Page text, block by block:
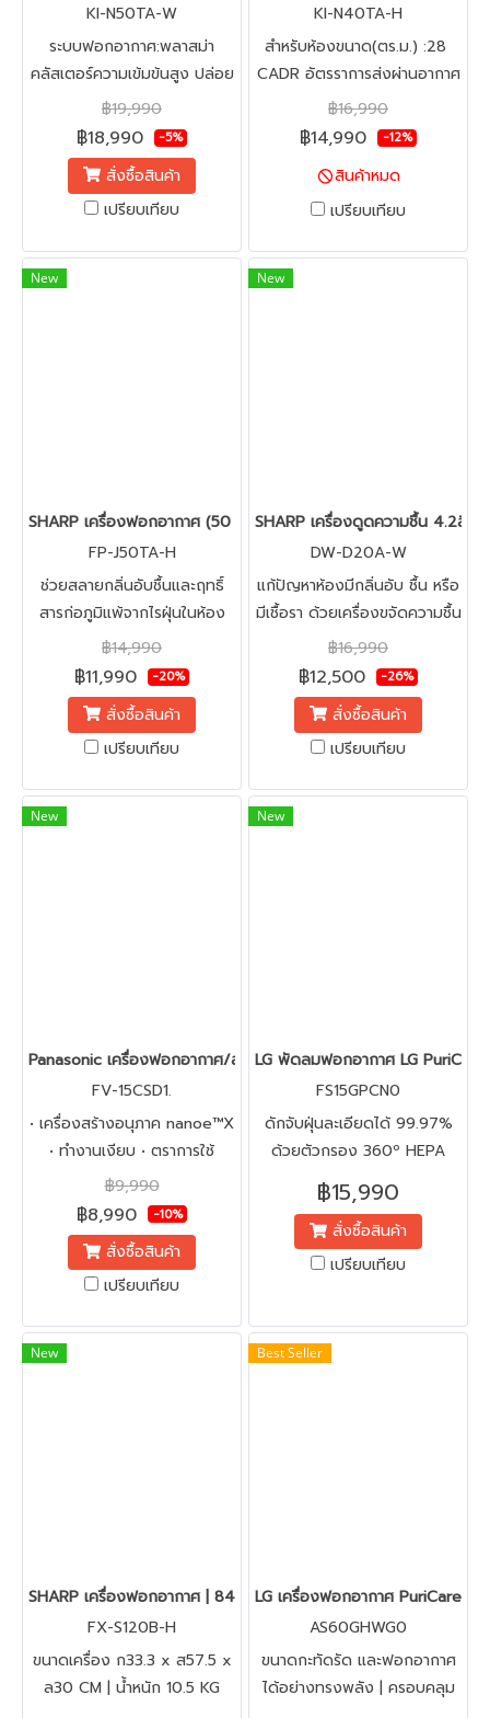
KI-N50TA-W
ระบบฟอกอากาศ:พลาสม่า
คลัสเตอร์ความเข้มข้นสูง ปล่อย
ประจุบวกและลบ ฆ่าเชื้อโรคได้
อย่างรวดเร็ว
฿19,990
฿18,990 -5%
สั่งซื้อสินค้า
เปรียบเทียบ
KI-N40TA-H
สำหรับห้องขนาด(ตร.ม.) :28
CADR อัตรราการส่งผ่านอากาศ
บริสุทธิ์ ระบบฟอกอากาศ:พลา
สม่าคลัสเตอร์ความเข้มข้นสูง
โรคได้อย่างรวดเร็ว
฿16,990
฿14,990 -12%
สินค้าหมด
เปรียบเทียบ
New
SHARP เครื่องฟอกอากาศ (50 ตรม.) รุ่น FP-J50TA-H
FP-J50TA-H
ช่วยสลายกลิ่นอับชื้นและฤทธิ์
สารก่อภูมิแพ้จากไรฝุ่นในห้อง
ครอบคลุมพื้นที่การใช้งานมาก
ถึง 40 ตารางเมตร
฿14,990
฿11,990 -20%
สั่งซื้อสินค้า
เปรียบเทียบ
New
SHARP เครื่องดูดความชื้น 4.2ลิ
DW-D20A-W
แก้ปัญหาห้องมีกลิ่นอับ ชื้น หรือ
มีเชื้อรา ด้วยเครื่องขจัดความชื้น
กำจัดรา ช่วยลดปัญหาเชื้อราได้
จริง #ความชื้นลดลงทำให้เชื้อรา
ขึ้นได้ยาก ปรกติเชื้อราจะโตได้ดี
ในความชื้น 80-100% มักเจอใน
ห้องแต่งตัว ตู้เสื้อผ้า ครัว
จริง ไม่เห็นเชื้อราอีกเลย แถมลด
กลิ่นอับในห้องแต่งตัวได้ด้วย
฿16,990
฿12,500 -26%
สั่งซื้อสินค้า
เปรียบเทียบ
New
Panasonic เครื่องฟอกอากาศ/สร้างอนุภาค nanoe™X รุ่น FV-
FV-15CSD1.
• เครื่องสร้างอนุภาค nanoe™X
• ทำงานเงียบ • ตราการใช้
พลังงานต่ำ • การติดตั้งที่
ง่ายดาย • การออกแบบร่วมสมัย
• ขนาดกะทัดรัด • ยับยั้งไวรัส
และแบคทีเรีย • การกำจัดกลิ่น •
ช่วยให้ผิวและเส้นผมชุ่มชื้น
฿9,990
฿8,990 -10%
สั่งซื้อสินค้า
เปรียบเทียบ
New
LG พัดลมฟอกอากาศ LG
FS15GPCN0
ดักจับฝุ่นละเอียดได้ 99.97%
ด้วยตัวกรอง 360º HEPA
พร้อมด้วยเทคโนโลยี UVnano
อากาศบริสุทธิ์เพื่อให้คุณเย็น
สบาย พัดลมฟอกอากาศ | LG
PuriCare™ AeroTower
฿15,990
สั่งซื้อสินค้า
เปรียบเทียบ
New
SHARP เครื่องฟอกอากาศ | 84 ต ร ม | รุ่น FX-S120B-H | Air
FX-S120B-H
ขนาดเครื่อง ก33.3 x ส57.5 x
ล30 CM | น้ำหนัก 10.5 KG
Best Seller
LG เครื่องฟอกอากาศ PuriCare
AS60GHWG0
ขนาดกะทัดรัด และฟอกอากาศ
ได้อย่างทรงพลัง | ครอบคลุม